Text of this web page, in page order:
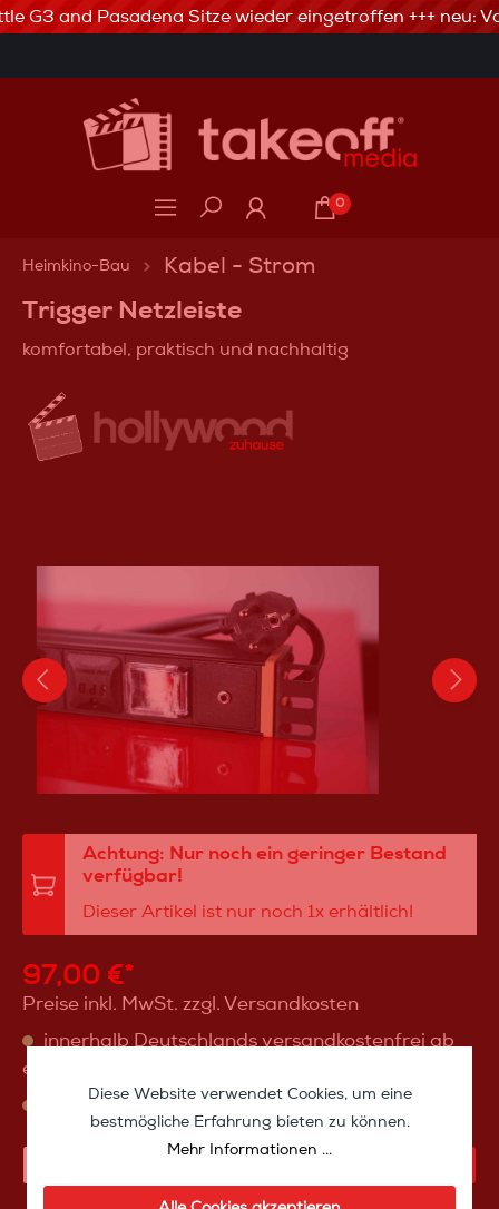
3% Skonto bei Vorkasse via Banküberweisung
G3 and Pasadena Sitze wieder eingetroffen +++ neu:
0
Heimkino-Bau Kabel - Strom
Trigger Netzleiste
komfortabel, praktisch und nachhaltig
Achtung: Nur noch ein geringer Bestand
verfügbar!
Dieser Artikel ist nur noch 1x erhältlich!
97,00 €*
Preise inkl. MwSt. zzgl. Versandkosten
innerhalb Deutschlands versandkostenfrei ab
einem Warenwert von 100 Euro
sofort verfügbar, Lieferzeit 1-3 Tage (DHL)
Diese Website verwendet Cookies, um eine
bestmögliche Erfahrung bieten zu können.
Mehr Informationen ...